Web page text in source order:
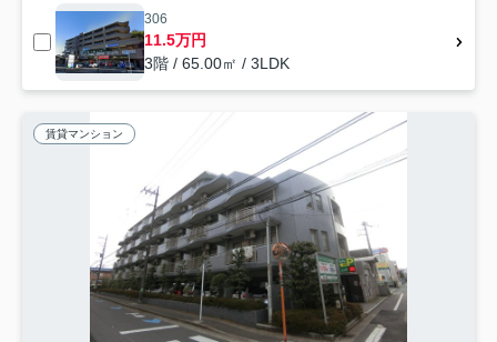
306
11.5万円
3階 / 65.00㎡ / 3LDK
賃貸マンション